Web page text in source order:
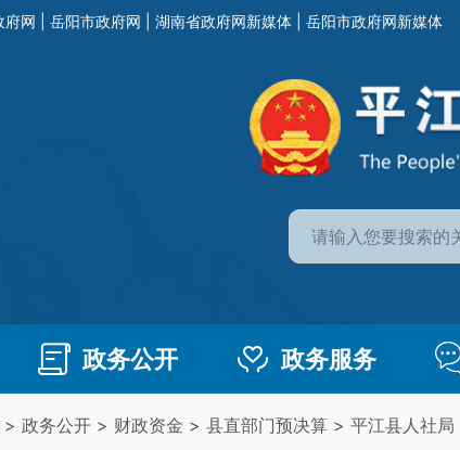
府网 岳阳市政府网 湖南省政府网新媒体 岳阳市政府网新媒体
政务公开 政务服务
> 政务公开 > 财政资金 > 县直部门预决算 > 平江县人社局